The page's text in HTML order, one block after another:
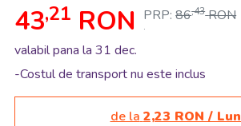
43,21 RON PRP: 86,43 RON
.
valabil pana la 31 dec.
-Costul de transport nu este inclus
de la 2,23 RON /